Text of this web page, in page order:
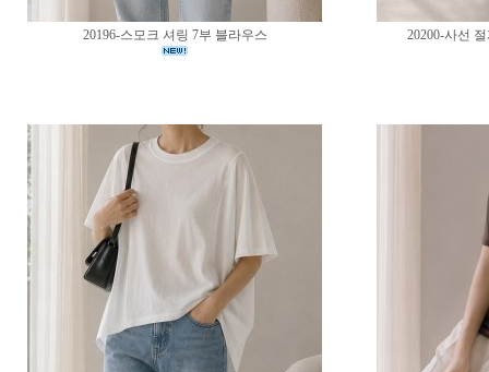
20196-스모크 셔링 7부 블라우스 20200-사선